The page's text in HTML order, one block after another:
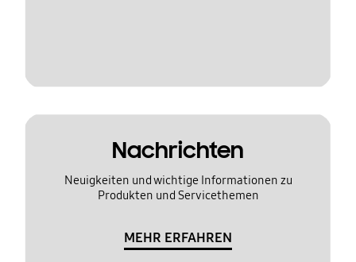
Nachrichten
Neuigkeiten und wichtige Informationen zu
Produkten und Servicethemen
MEHR ERFAHREN